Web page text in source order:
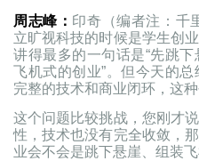
周志峰： 印奇（编者注：千
立旷视科技的时候是学生创
讲得最多的一句话是“先跳
飞机式的创业”。但今天的
完整的技术和商业闭环，这
这个问题比较挑战，您刚才
性，技术也没有完全收敛，
业会不会是跳下悬崖、组装